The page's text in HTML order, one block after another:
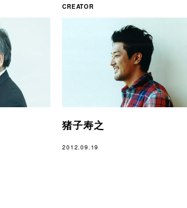
CREATOR
猪子寿之
2012.09.19